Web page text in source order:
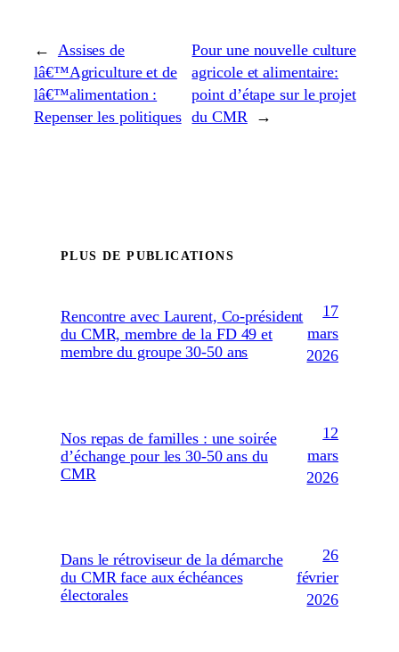
← Assises de
lâ€™Agriculture et de
lâ€™alimentation :
Repenser les politiques
Pour une nouvelle culture
agricole et alimentaire:
point d’étape sur le projet
du CMR
→
PLUS DE PUBLICATIONS
Rencontre avec Laurent, Co-président
du CMR, membre de la FD 49 et
membre du groupe 30-50 ans
17
mars
2026
Nos repas de familles : une soirée
d’échange pour les 30-50 ans du
CMR
12
mars
2026
Dans le rétroviseur de la démarche
du CMR face aux échéances
électorales
26
février
2026